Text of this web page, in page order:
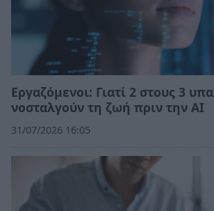
Εργαζόμενοι: Γιατί 2 στους 3
νοσταλγούν τη ζωή πριν την ΑΙ
31/07/2026 16:05